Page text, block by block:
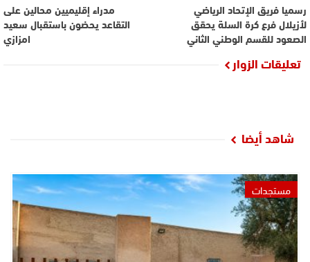
رسميا فريق الإتحاد الرياضي
لأزيلال فرع كرة السلة يحقق
الصعود للقسم الوطني الثاني
مدراء إقليميين محالين على
التقاعد يحضون باستقبال سعيد
امزازي
تعليقات الزوار
شاهد أيضا
مستجدات